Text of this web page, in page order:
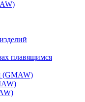
плавящимся
(GMAW)